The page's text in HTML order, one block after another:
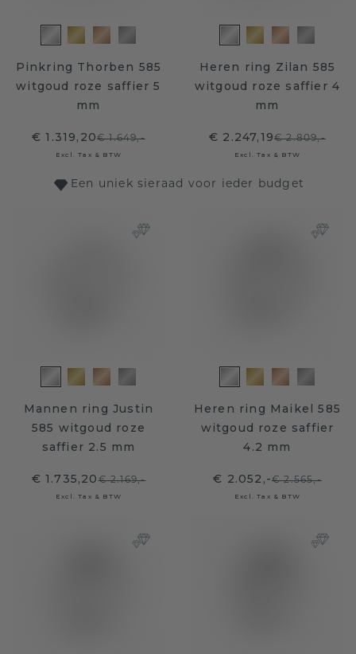
Pinkring Thorben 585
witgoud roze saffier 5
mm
€ 1.319,20€ 1.649,-
Excl. Tax & BTW
Heren ring Zilan 585
witgoud roze saffier 4
mm
€ 2.247,19€ 2.809,-
Excl. Tax & BTW
Een uniek sieraad voor ieder budget
Mannen ring Justin
585 witgoud roze
saffier 2.5 mm
€ 1.735,20€ 2.169,-
Excl. Tax & BTW
Heren ring Maikel 585
witgoud roze saffier
4.2 mm
€ 2.052,-€ 2.565,-
Excl. Tax & BTW